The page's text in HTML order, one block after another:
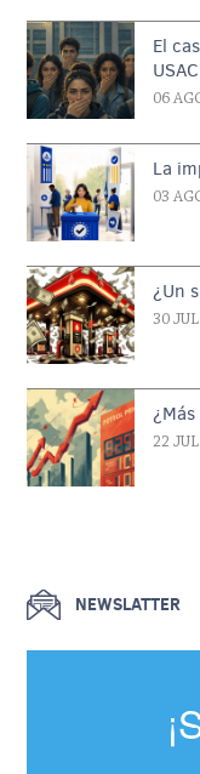
El
USAC
06
La
03
¿Un
30
22
NEWSLATTER